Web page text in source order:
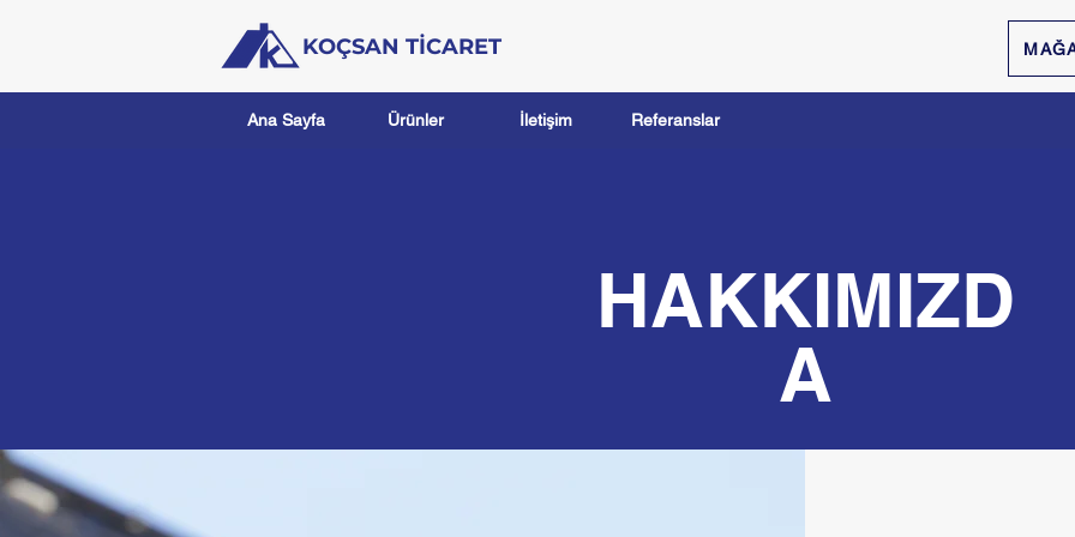
KOÇSAN TİCARET
Ana Sayfa Ürünler İletişim Referanslar
HAKKIMIZD
A